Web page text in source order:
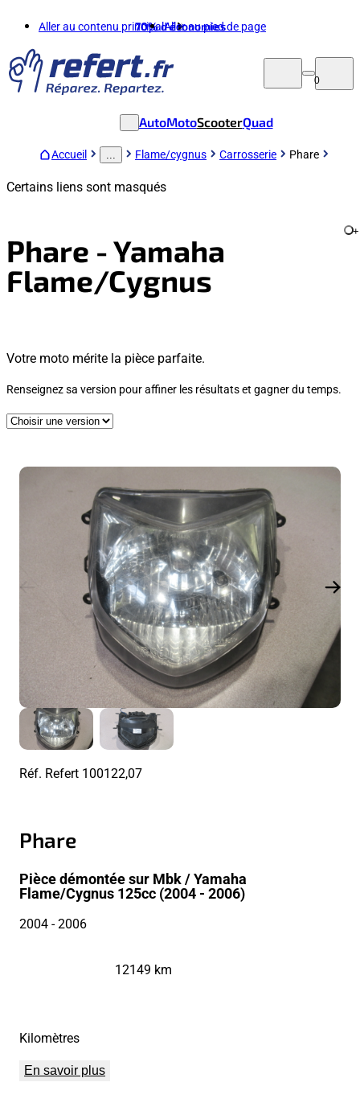
Aller au contenu principalAller au pied de page
70%d'économies
0
AutoMotoScooterQuad
Accueil Flame/cygnus Carrosserie Phare
Certains liens sont masqués
Phare - Yamaha
Flame/Cygnus
+
Votre moto mérite la pièce parfaite.
Renseignez sa version pour affiner les résultats et gagner du temps.
Réf. Refert 100122,07
Phare
Pièce démontée sur Mbk / Yamaha
Flame/Cygnus 125cc (2004 - 2006)
2004- 2006
Kilomètres
12149 km
En savoir plus